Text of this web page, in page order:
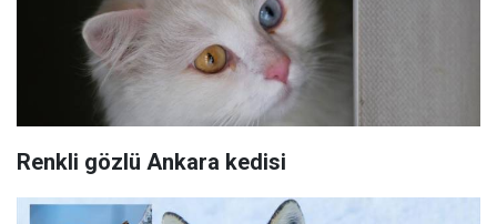
Renkli gözlü Ankara kedisi